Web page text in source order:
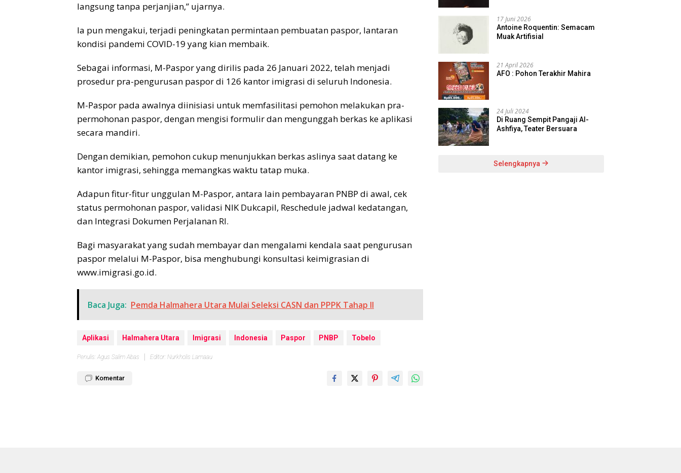
langsung tanpa perjanjian,” ujarnya.
Ia pun mengakui, terjadi peningkatan permintaan pembuatan paspor, lantaran
kondisi pandemi COVID-19 yang kian membaik.
Sebagai informasi, M-Paspor yang dirilis pada 26 Januari 2022, telah menjadi
prosedur pra-pengurusan paspor di 126 kantor imigrasi di seluruh Indonesia.
M-Paspor pada awalnya diinisiasi untuk memfasilitasi pemohon melakukan pra-
permohonan paspor, dengan mengisi formulir dan mengunggah berkas ke aplikasi
secara mandiri.
Dengan demikian, pemohon cukup menunjukkan berkas aslinya saat datang ke
kantor imigrasi, sehingga memangkas waktu tatap muka.
Adapun fitur-fitur unggulan M-Paspor, antara lain pembayaran PNBP di awal, cek
status permohonan paspor, validasi NIK Dukcapil, Reschedule jadwal kedatangan,
dan Integrasi Dokumen Perjalanan RI.
Bagi masyarakat yang sudah membayar dan mengalami kendala saat pengurusan
paspor melalui M-Paspor, bisa menghubungi konsultasi keimigrasian di
www.imigrasi.go.id.
Baca Juga: Pemda Halmahera Utara Mulai Seleksi CASN dan PPPK Tahap II
Aplikasi Halmahera Utara Imigrasi Indonesia Paspor PNBP Tobelo
Penulis: Agus Salim Abas Editor: Nurkholis Lamaau
Komentar
17 Juni 2026
Antoine Roquentin: Semacam
Muak Artifisial
21 April 2026
AFO : Pohon Terakhir Mahira
24 Juli 2024
Di Ruang Sempit Pangaji Al-
Ashfiya, Teater Bersuara
Selengkapnya